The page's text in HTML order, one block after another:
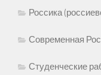
Россика
Современная
Студенческие